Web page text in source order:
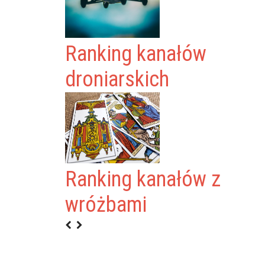
Ranking kanałów
droniarskich
Ranking kanałów z
wróżbami